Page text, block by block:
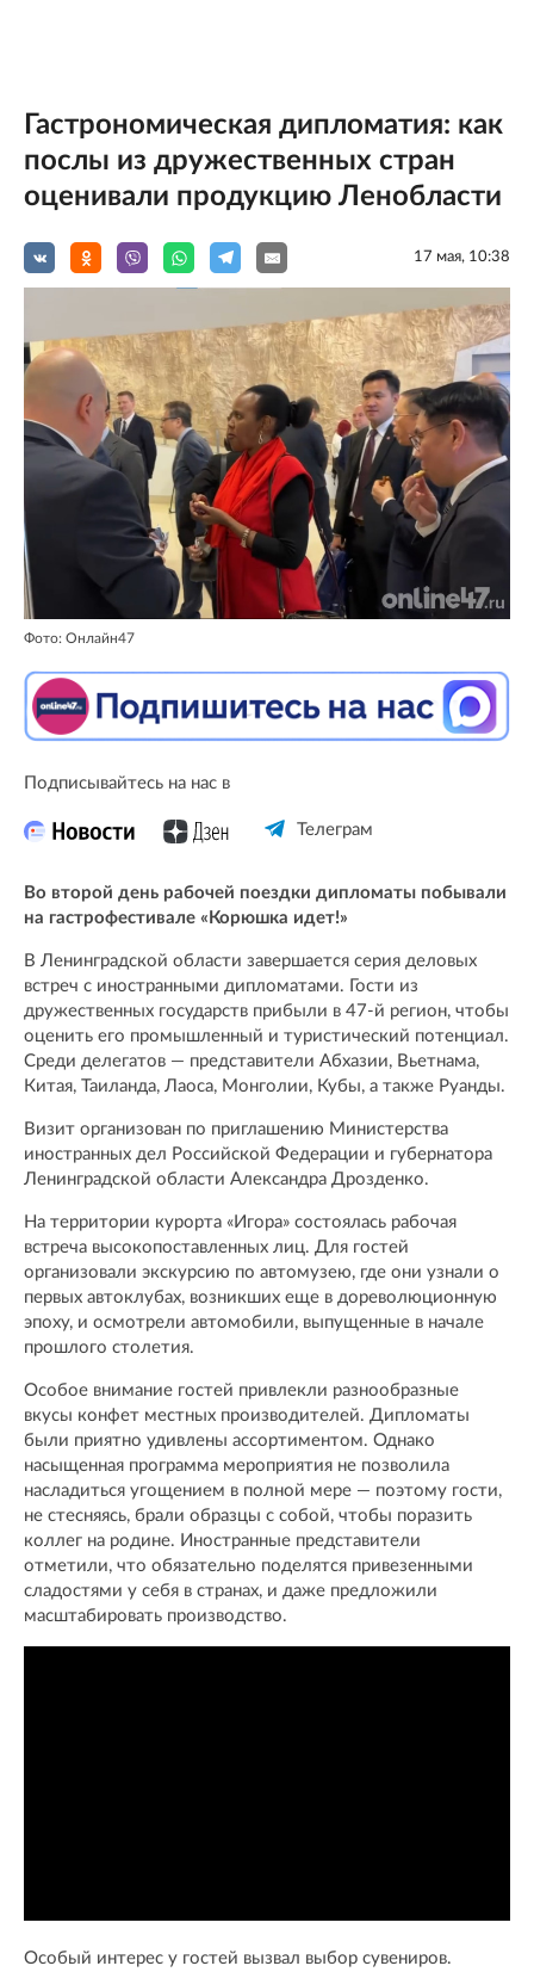
Гастрономическая дипломатия: как
послы из дружественных стран
оценивали продукцию Ленобласти
17 мая, 10:38
Фото: Онлайн47
Подписывайтесь на нас в
Телеграм
Во второй день рабочей поездки дипломаты побывали
на гастрофестивале «Корюшка идет!»
В Ленинградской области завершается серия деловых
встреч с иностранными дипломатами. Гости из
дружественных государств прибыли в 47-й регион, чтобы
оценить его промышленный и туристический потенциал.
Среди делегатов — представители Абхазии, Вьетнама,
Китая, Таиланда, Лаоса, Монголии, Кубы, а также Руанды.
Визит организован по приглашению Министерства
иностранных дел Российской Федерации и губернатора
Ленинградской области Александра Дрозденко.
На территории курорта «Игора» состоялась рабочая
встреча высокопоставленных лиц. Для гостей
организовали экскурсию по автомузею, где они узнали о
первых автоклубах, возникших еще в дореволюционную
эпоху, и осмотрели автомобили, выпущенные в начале
прошлого столетия.
Особое внимание гостей привлекли разнообразные
вкусы конфет местных производителей. Дипломаты
были приятно удивлены ассортиментом. Однако
насыщенная программа мероприятия не позволила
насладиться угощением в полной мере — поэтому гости,
не стесняясь, брали образцы с собой, чтобы поразить
коллег на родине. Иностранные представители
отметили, что обязательно поделятся привезенными
сладостями у себя в странах, и даже предложили
масштабировать производство.
Особый интерес у гостей вызвал выбор сувениров.